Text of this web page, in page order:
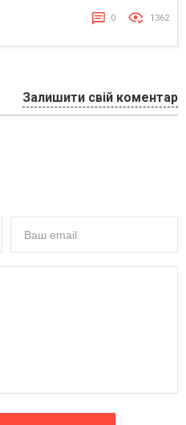
0 1362
Залишити свій коментар